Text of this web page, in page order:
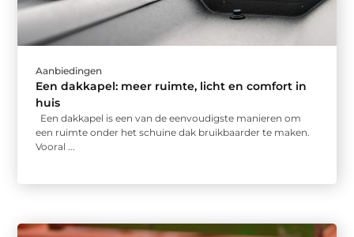
Aanbiedingen
Een dakkapel: meer ruimte, licht en comfort in
huis
Een dakkapel is een van de eenvoudigste manieren om
een ruimte onder het schuine dak bruikbaarder te maken.
Vooral ...